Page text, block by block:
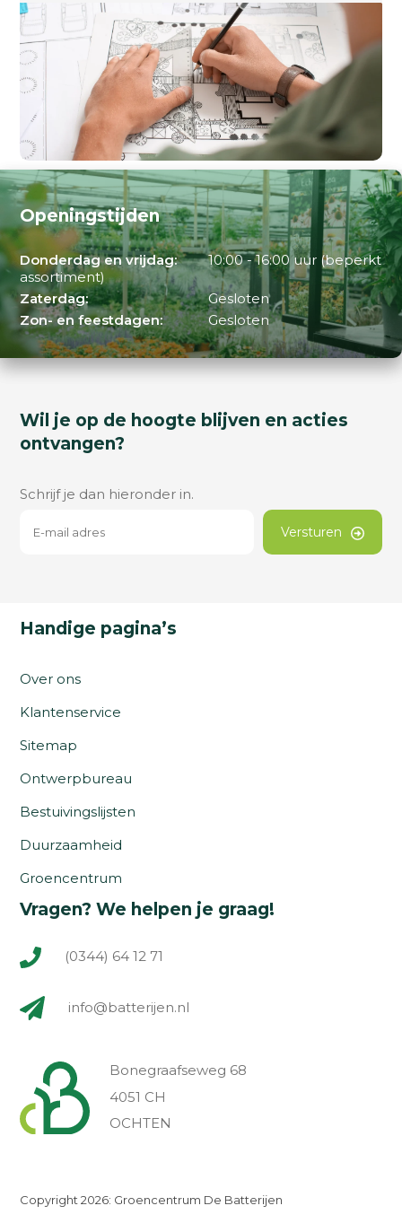
Openingstijden
Donderdag en vrijdag:
10:00 - 16:00 uur (beperkt
assortiment)
Zaterdag:
Gesloten
Zon- en feestdagen:
Gesloten
Wil je op de hoogte blijven en acties
ontvangen?
Schrijf je dan hieronder in.
Versturen
Handige pagina’s
Over ons
Klantenservice
Sitemap
Ontwerpbureau
Bestuivingslijsten
Duurzaamheid
Groencentrum
Vragen? We helpen je graag!
(0344) 64 12 71
info@batterijen.nl
Bonegraafseweg 68
4051 CH
OCHTEN
Copyright 2026: Groencentrum De Batterijen